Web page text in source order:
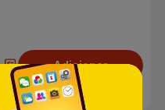
Adicionar